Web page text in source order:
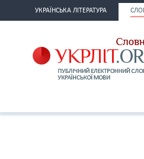
УКРАЇНСЬКА ЛІТЕРАТУРА